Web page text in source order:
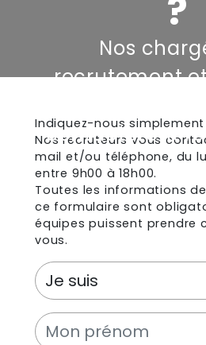
?
Nos
recrutement
contacteront
Indiquez-nous
Nos recruteurs vous
mail et/ou téléphone, du
entre 9h00 à 18h00.
Toutes les informations
ce formulaire sont
équipes puissent prendre
vous.